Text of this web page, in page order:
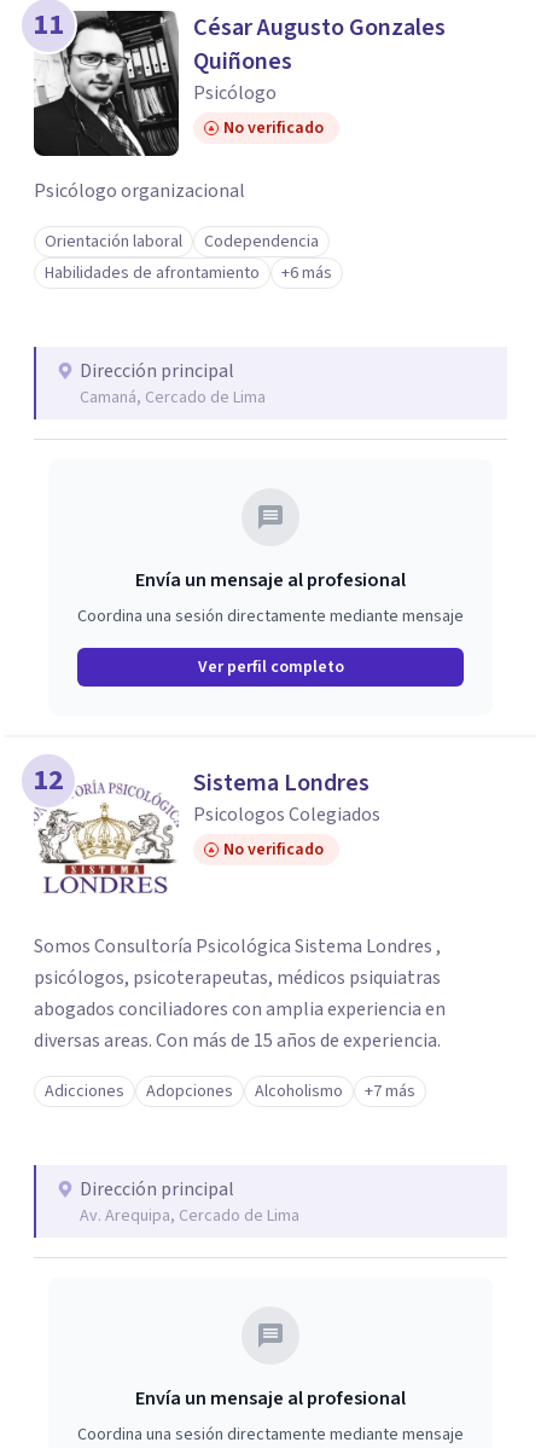
11
César Augusto Gonzales
Quiñones
Psicólogo
No verificado
Psicólogo organizacional
Orientación laboral
Codependencia
Habilidades de afrontamiento
+6 más
Dirección principal
Camaná, Cercado de Lima
Envía un mensaje al profesional
Coordina una sesión directamente mediante mensaje
Ver perfil completo
12 Sistema Londres
Psicologos Colegiados
No verificado
Somos Consultoría Psicológica Sistema Londres ,
psicólogos, psicoterapeutas, médicos psiquiatras
abogados conciliadores con amplia experiencia en
diversas areas. Con más de 15 años de experiencia.
Adicciones Adopciones Alcoholismo +7 más
Dirección principal
Av. Arequipa, Cercado de Lima
Envía un mensaje al profesional
Coordina una sesión directamente mediante mensaje